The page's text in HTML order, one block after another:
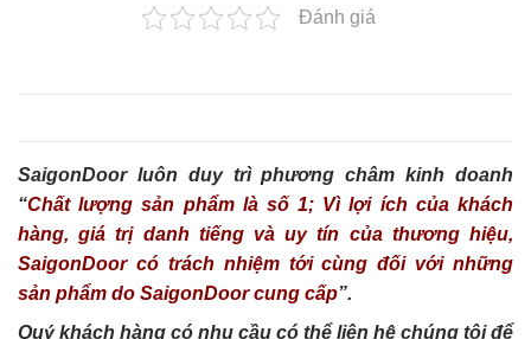
Đánh giá
SaigonDoor luôn duy trì phương châm kinh doanh
“Chất lượng sản phẩm là số 1; Vì lợi ích của khách
hàng, giá trị danh tiếng và uy tín của thương hiệu,
SaigonDoor có trách nhiệm tới cùng đối với những
sản phẩm do SaigonDoor cung cấp”.
Quý khách hàng có nhu cầu có thể liên hệ chúng tôi để